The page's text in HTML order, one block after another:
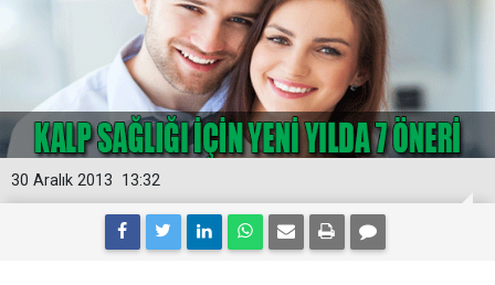
13:32
30 Aralık 2013